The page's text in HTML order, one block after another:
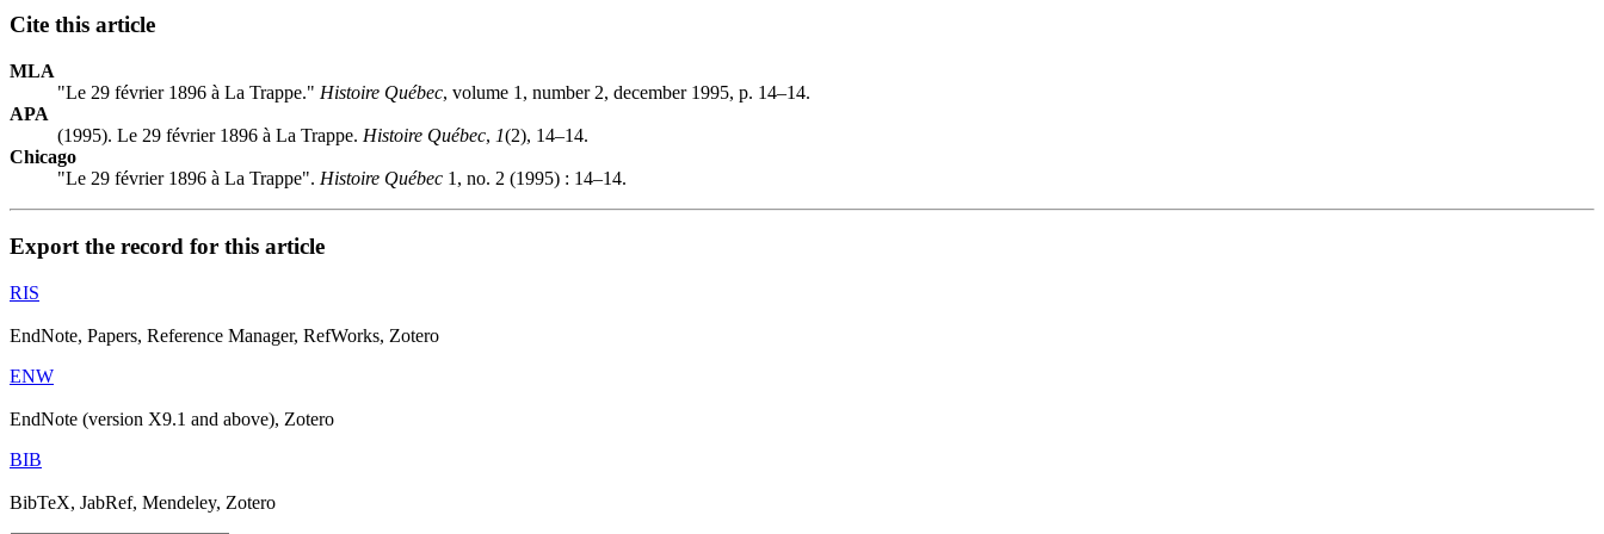
Cite this article
MLA
"Le 29 février 1896 à La Trappe." Histoire Québec, volume 1, number 2, december 1995, p. 14–14.
APA
(1995). Le 29 février 1896 à La Trappe. Histoire Québec, 1(2), 14–14.
Chicago
"Le 29 février 1896 à La Trappe". Histoire Québec 1, no. 2 (1995) : 14–14.
Export the record for this article
RIS
EndNote, Papers, Reference Manager, RefWorks, Zotero
ENW
EndNote (version X9.1 and above), Zotero
BIB
BibTeX, JabRef, Mendeley, Zotero